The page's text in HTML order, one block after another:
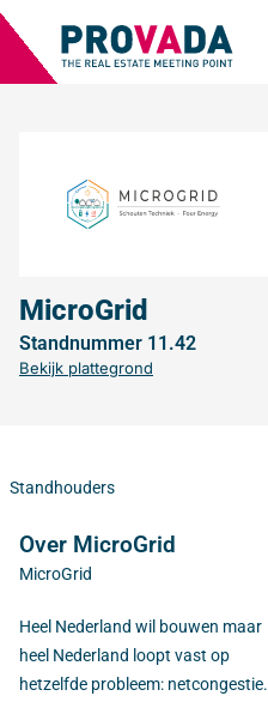
MicroGrid
Standnummer 11.42
Bekijk plattegrond
Standhouders
Over MicroGrid
MicroGrid
Heel Nederland wil bouwen maar
heel Nederland loopt vast op
hetzelfde probleem: netcongestie.